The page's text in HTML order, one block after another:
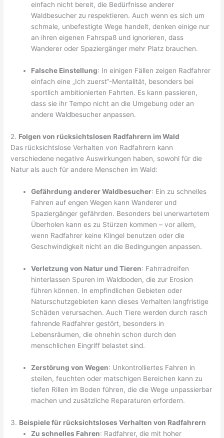
einfach nicht bereit, die Bedürfnisse anderer
Waldbesucher zu respektieren. Auch wenn es sich um
schmale, unbefestigte Wege handelt, denken einige nur
an ihren eigenen Fahrspaß und ignorieren, dass
Wanderer oder Spaziergänger mehr Platz brauchen.
Falsche Einstellung: In einigen Fällen zeigen Radfahrer
einfach eine „Ich zuerst“-Mentalität, besonders bei
sportlich ambitionierten Fahrten. Es kann passieren,
dass sie ihr Tempo nicht an die Umgebung oder an
andere Waldbesucher anpassen.
2. Folgen von rücksichtslosen Radfahrern im Wald
Das rücksichtslose Verhalten von Radfahrern kann
verschiedene negative Auswirkungen haben, sowohl für die
Natur als auch für andere Menschen im Wald:
Gefährdung anderer Waldbesucher: Ein zu schnelles
Fahren auf engen Wegen kann Wanderer und
Spaziergänger gefährden. Besonders bei unerwartetem
Überholen kann es zu Stürzen kommen – vor allem,
wenn Radfahrer keine Klingel benutzen oder die
Geschwindigkeit nicht an die Bedingungen anpassen.
Verletzung von Natur und Tieren: Fahrradreifen
hinterlassen Spuren im Waldboden, die zur Erosion
führen können. In empfindlichen Gebieten oder
Naturschutzgebieten kann dieses Verhalten langfristige
Schäden verursachen. Auch Tiere werden durch rasch
fahrende Radfahrer gestört, besonders in
Lebensräumen, die ohnehin schon durch den
menschlichen Eingriff belastet sind.
Zerstörung von Wegen: Unkontrolliertes Fahren in
steilen, feuchten oder matschigen Bereichen kann zu
tiefen Rillen im Boden führen, die die Wege unpassierbar
machen und zusätzliche Reparaturen erfordern.
3. Beispiele für rücksichtsloses Verhalten von Radfahrern
Zu schnelles Fahren: Radfahrer, die mit hoher